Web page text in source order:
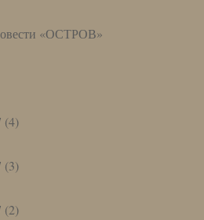
«ОСТРОВ»
(4)
(3)
(2)